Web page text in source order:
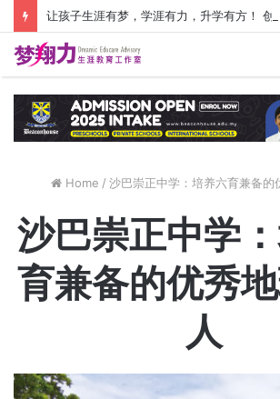
Home / 沙巴崇正中学：培养六育兼备的
沙巴崇正中学
育兼备的优秀
人